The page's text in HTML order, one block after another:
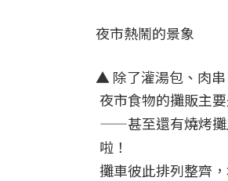
夜市熱鬧的景象
▲ 除了灌湯包、肉串
夜市食物的攤販主
——甚至還有燒烤攤
啦！
攤車彼此排列整齊